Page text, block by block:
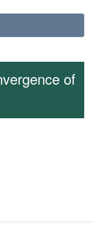
of